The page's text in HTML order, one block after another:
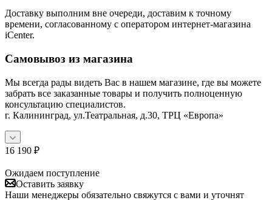
Доставку выполним вне очереди, доставим к точному
времени, согласованному с оператором интернет-магазина
iCenter.
Самовывоз из магазина
Мы всегда рады видеть Вас в нашем магазине, где вы можете
забрать все заказанные товары и получить полноценную
консультацию специалистов.
г. Калининград, ул.Театральная, д.30, ТРЦ «Европа»
16 190 ₽
Ожидаем поступление
Оставить заявку
Наши менеджеры обязательно свяжутся с вами и уточнят